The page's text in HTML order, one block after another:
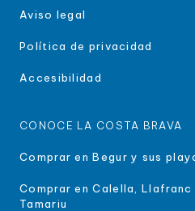
Aviso legal
Política de privacidad
Accesibilidad
CONOCE LA COSTA BRAVA
Comprar en Begur y sus
Comprar en Calella, Llafranc
Tamariu